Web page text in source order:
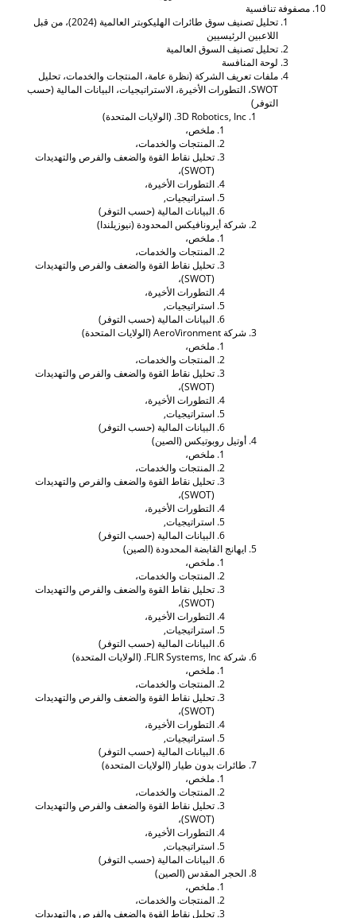
مصفوفة تنافسية
تحليل تصنيف سوق طائرات الهليكوبتر العالمية (2024)، من قبل
اللاعبين الرئيسيين
تحليل تصنيف السوق العالمية
لوحة المنافسة
ملفات تعريف الشركة (نظرة عامة، المنتجات والخدمات، تحليل
SWOT، التطورات الأخيرة، الاستراتيجيات، البيانات المالية (حسب
3D Robotics, Inc. (الولايات المتحدة)
المنتجات والخدمات،
تحليل نقاط القوة والضعف والفرص والتهديدات
التطورات الأخيرة،
استراتيجيات,
البيانات المالية (حسب التوفر)
شركة أيرونافيكس المحدودة (نيوزيلندا)
المنتجات والخدمات،
تحليل نقاط القوة والضعف والفرص والتهديدات
التطورات الأخيرة،
استراتيجيات,
البيانات المالية (حسب التوفر)
المنتجات والخدمات،
تحليل نقاط القوة والضعف والفرص والتهديدات
التطورات الأخيرة،
استراتيجيات,
البيانات المالية (حسب التوفر)
أوتيل روبوتيكس (الصين)
المنتجات والخدمات،
تحليل نقاط القوة والضعف والفرص والتهديدات
التطورات الأخيرة،
استراتيجيات,
البيانات المالية (حسب التوفر)
ايهانج القابضة المحدودة (الصين)
المنتجات والخدمات،
تحليل نقاط القوة والضعف والفرص والتهديدات
التطورات الأخيرة،
استراتيجيات,
البيانات المالية (حسب التوفر)
المنتجات والخدمات،
تحليل نقاط القوة والضعف والفرص والتهديدات
التطورات الأخيرة،
استراتيجيات,
البيانات المالية (حسب التوفر)
طائرات بدون طيار (الولايات المتحدة)
المنتجات والخدمات،
تحليل نقاط القوة والضعف والفرص والتهديدات
التطورات الأخيرة،
استراتيجيات,
البيانات المالية (حسب التوفر)
الحجر المقدس (الصين)
المنتجات والخدمات،
تحليل نقاط القوة والضعف والفرص والتهديدات